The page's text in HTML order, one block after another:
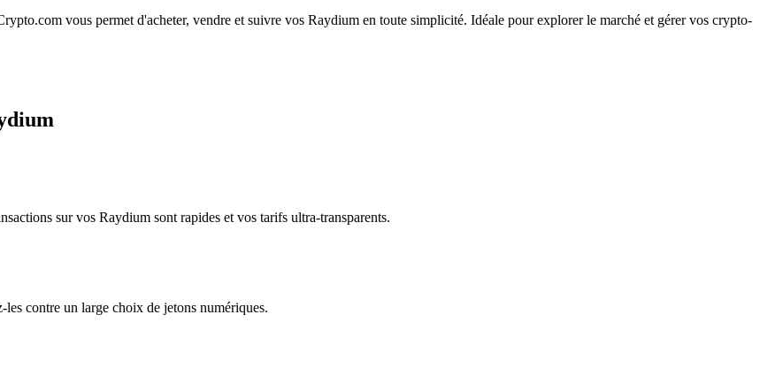
vous permet d'acheter, vendre et suivre vos Raydium en toute simplicité. Idéale pour explorer le marché et gérer vos crypto-
sur vos Raydium sont rapides et vos tarifs ultra-transparents.
contre un large choix de jetons numériques.